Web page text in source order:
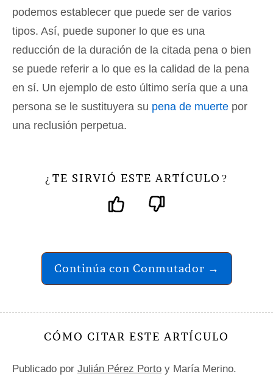
podemos establecer que puede ser de varios
tipos. Así, puede suponer lo que es una
reducción de la duración de la citada pena o bien
se puede referir a lo que es la calidad de la pena
en sí. Un ejemplo de esto último sería que a una
persona se le sustituyera su pena de muerte por
una reclusión perpetua.
¿ TE SIRVIÓ ESTE ARTÍCULO ?
Continúa con Conmutador →
CÓMO CITAR ESTE ARTÍCULO
Publicado por Julián Pérez Porto y María Merino.